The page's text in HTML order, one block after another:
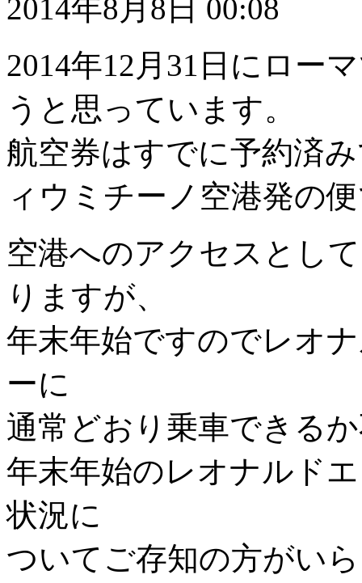
2014年8月8日 00:08
2014年12月31日にロー
うと思っています。
航空券はすでに予約済
ィウミチーノ空港発の
空港へのアクセスとし
りますが、
年末年始ですのでレオ
ーに
通常どおり乗車できる
年末年始のレオナルド
状況に
ついてご存知の方がい